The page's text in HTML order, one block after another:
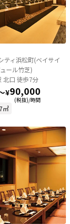
ティ浜松町(ベイサイ
ール竹芝)
北口 徒歩7分
¥90,000
(税抜)/時間
㎡